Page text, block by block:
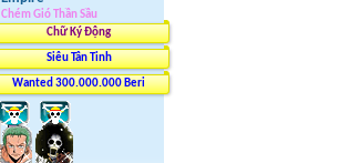
Chém Gió Thần Sầu
Chữ Ký Động
Siêu Tân Tinh
Wanted 300.000.000 Beri